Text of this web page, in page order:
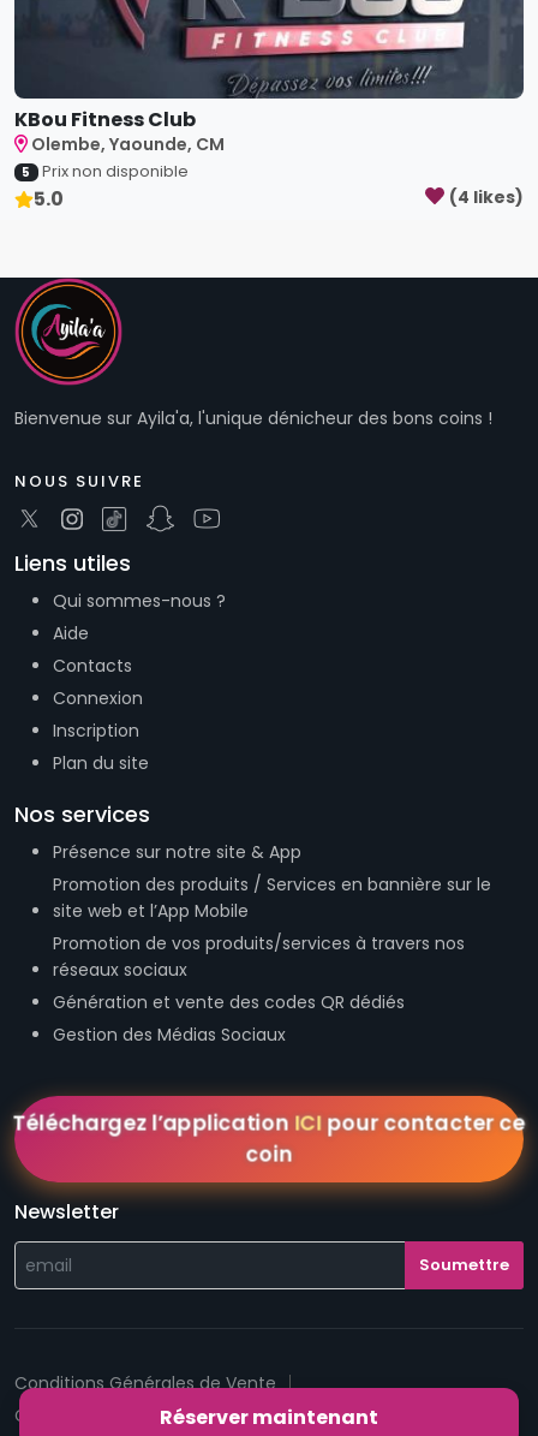
KBou Fitness Club
Olembe, Yaounde, CM
5 Prix non disponible
5.0 (4 likes)
Réserver maintenant
Bienvenue sur Ayila'a, l'unique dénicheur des bons coins !
NOUS SUIVRE
Liens utiles
Qui sommes-nous ?
Aide
Contacts
Connexion
Inscription
Plan du site
Nos services
Présence sur notre site & App
Promotion des produits / Services en bannière sur le
site web et l’App Mobile
Promotion de vos produits/services à travers nos
réseaux sociaux
Génération et vente des codes QR dédiés
Gestion des Médias Sociaux
Téléchargez l’application ICIpour contacter ce
coin
Newsletter
Conditions Générales de Vente
Conditions Générales d'Utilisation
Mentions légales